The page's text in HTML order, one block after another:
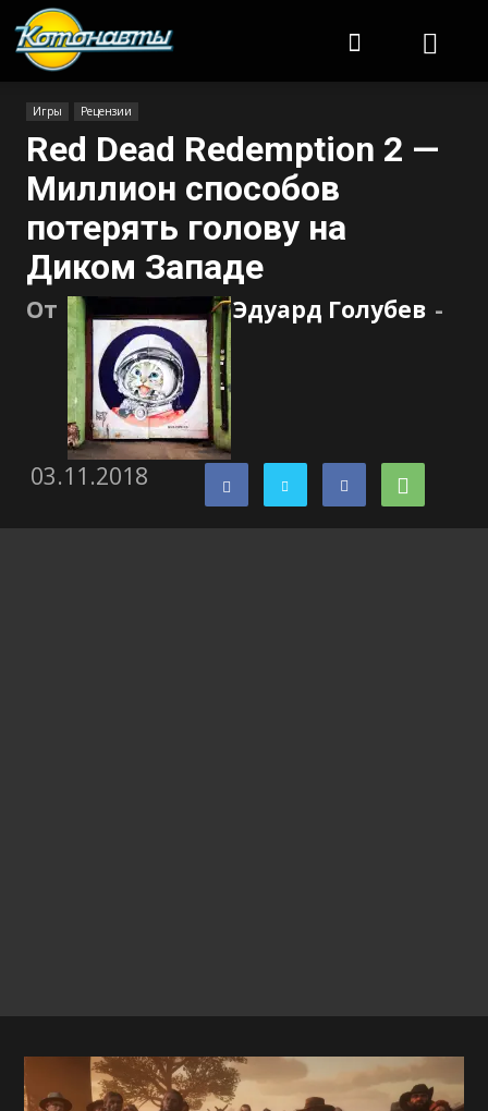
Игры Рецензии
Red Dead Redemption 2 —
Миллион способов
потерять голову на
Диком Западе
От Эдуард Голубев -
03.11.2018